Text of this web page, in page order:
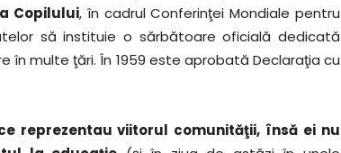
Copilului, în cadrul Conferinţei Mondiale pentru
să instituie o sărbătoare oficială dedicată
în multe ţări. În 1959 este aprobată Declaraţia cu
reprezentau viitorul comunităţii, însă ei nu